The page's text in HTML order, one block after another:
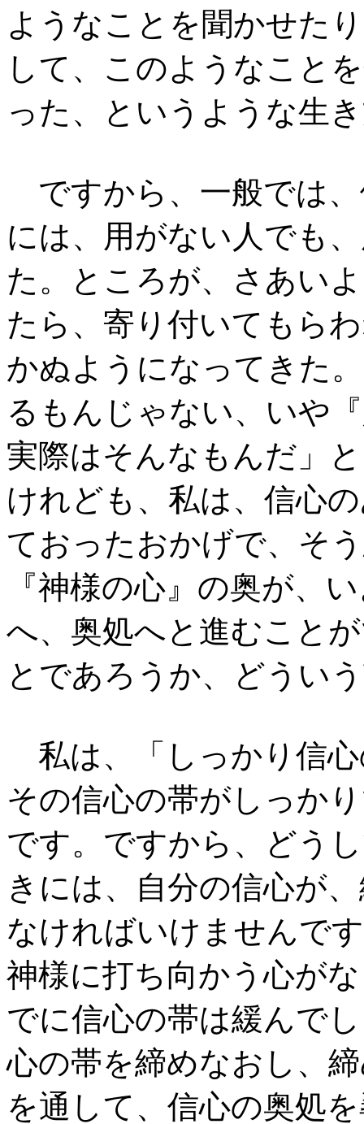
ようなことを聞かせた
して、このようなこと
った、というような生
ですから、一般では
には、用がない人でも
た。ところが、さあい
たら、寄り付いてもら
かぬようになってきた
るもんじゃない、いや
実際はそんなもんだ」
けれども、私は、信心
ておったおかげで、そ
『神様の心』の奥が、
へ、奥処へと進むこと
とであろうか、どうい
私は、「しっかり信
その信心の帯がしっか
です。ですから、どう
きには、自分の信心が
なければいけませんで
神様に打ち向かう心が
でに信心の帯は緩んで
心の帯を締めなおし、
を通して、信心の奥処